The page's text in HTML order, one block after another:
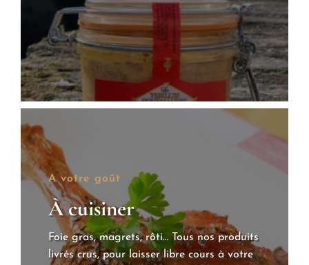
A votre goût
À cuisiner
Foie gras, magrets, rôti… Tous nos produits
livrés crus, pour laisser libre cours à votre